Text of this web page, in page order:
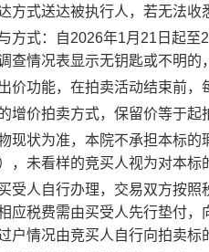
方式送达被执行人，若无法
方式： 自2026年1月 21 日起至
查情况表显示无钥匙或不明的
价功能，在拍卖活动结束前，
增价拍卖方式， 保留价等于起
现状为准，本院不承担本标
，未看样的竞买人视为对本
受人自行办理， 交易双方按照
应税费需由买受人先行垫付，
户情况由竞买人自行向拍卖